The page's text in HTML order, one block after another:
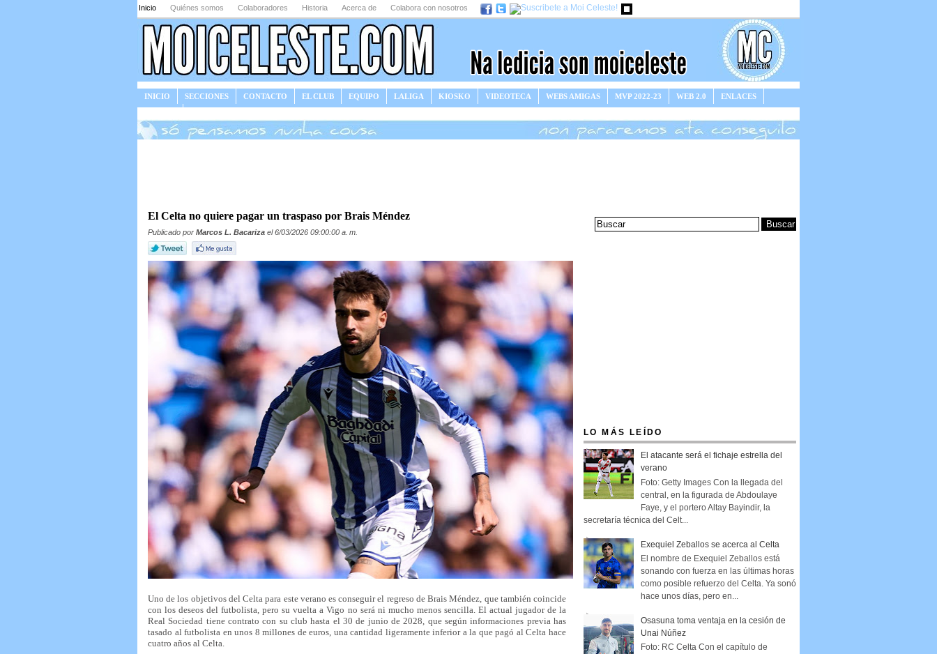
Inicio Quiénes somos Colaboradores Historia Acerca de Colabora con nosotros
INICIO SECCIONES CONTACTO EL CLUB EQUIPO LALIGA KIOSKO VIDEOTECA WEBS AMIGAS MVP 2022-23 WEB 2.0
ENLACES
El Celta no quiere pagar un traspaso por Brais Méndez
Publicado por Marcos L. Bacariza el 6/03/2026 09:00:00 a. m.
Uno de los objetivos del Celta para este verano es conseguir el regreso de Brais Méndez, que también coincide
con los deseos del futbolista, pero su vuelta a Vigo no será ni mucho menos sencilla. El actual jugador de la
Real Sociedad tiene contrato con su club hasta el 30 de junio de 2028, que según informaciones previa has
tasado al futbolista en unos 8 millones de euros, una cantidad ligeramente inferior a la que pagó al Celta hace
cuatro años al Celta.
LO MÁS LEÍDO
El atacante será el fichaje estrella del
verano
Foto: Getty Images Con la llegada del
central, en la figurada de Abdoulaye
Faye, y el portero Altay Bayindir, la
secretaría técnica del Celt...
Exequiel Zeballos se acerca al Celta
El nombre de Exequiel Zeballos está
sonando con fuerza en las últimas horas
como posible refuerzo del Celta. Ya sonó
hace unos días, pero en...
Osasuna toma ventaja en la cesión de
Unai Núñez
Foto: RC Celta Con el capítulo de